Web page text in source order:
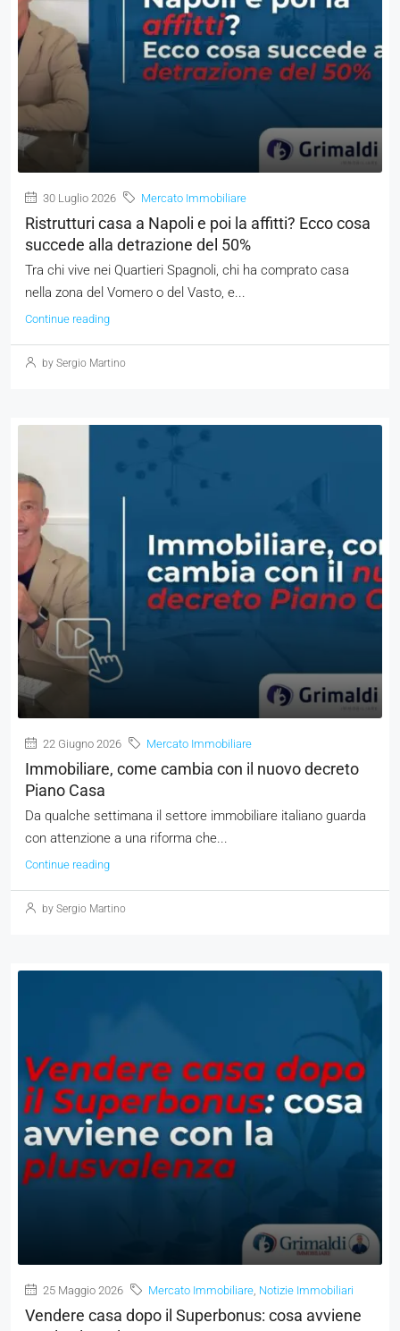
30 Luglio 2026 Mercato Immobiliare
Ristrutturi casa a Napoli e poi la affitti? Ecco cosa
succede alla detrazione del 50%
Tra chi vive nei Quartieri Spagnoli, chi ha comprato casa
nella zona del Vomero o del Vasto, e...
Continue reading
by Sergio Martino
22 Giugno 2026 Mercato Immobiliare
Immobiliare, come cambia con il nuovo decreto
Piano Casa
Da qualche settimana il settore immobiliare italiano guarda
con attenzione a una riforma che...
Continue reading
by Sergio Martino
25 Maggio 2026 Mercato Immobiliare Notizie Immobiliari
Vendere casa dopo il Superbonus: cosa avviene